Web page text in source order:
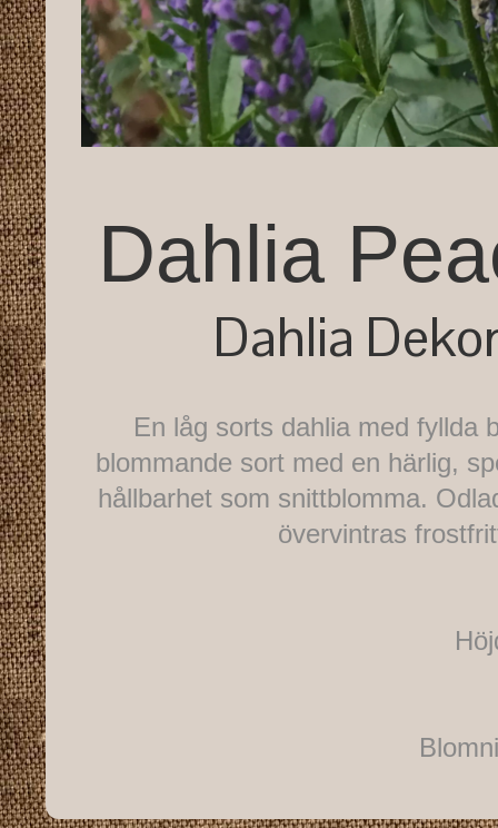
Dahlia
Dahlia
En låg sorts dahlia med fyllda
blommande sort med en härlig,
hållbarhet som snittblomma.
övervintras